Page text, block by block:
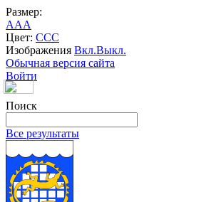
Размер:
AAA
Цвет: CCC
Изображения Вкл.Выкл.
Обычная версия сайта
Войти
Поиск
Все результаты